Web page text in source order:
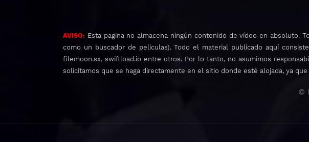
AVISO: Esta pagina no almacena ningún contenido de vídeo en absoluto.
como un buscador de peliculas). Todo el material publicado aquí
filemoon.sx, swiftload.io entre otros. Por lo tanto, no asumimos
solicitamos que se haga directamente en el sitio donde esté alojada, ya
©